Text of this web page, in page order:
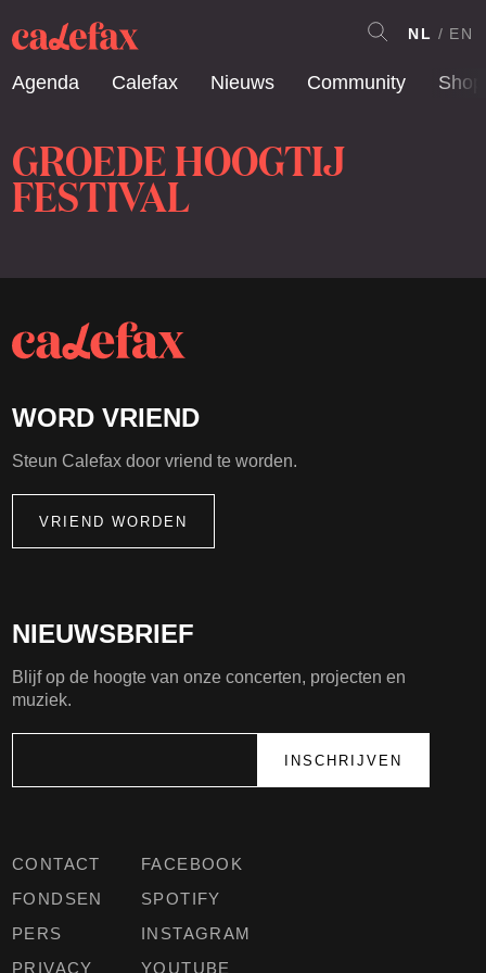
Agenda Calefax Nieuws Community Shop
NL EN
GROEDE HOOGTIJ
FESTIVAL
CONTACT
FONDSEN
PERS
PRIVACY
FACEBOOK
SPOTIFY
INSTAGRAM
YOUTUBE
NIEUWSBRIEF
Blijf op de hoogte van onze concerten, projecten en
muziek.
WORD VRIEND
Steun Calefax door vriend te worden.
VRIEND WORDEN